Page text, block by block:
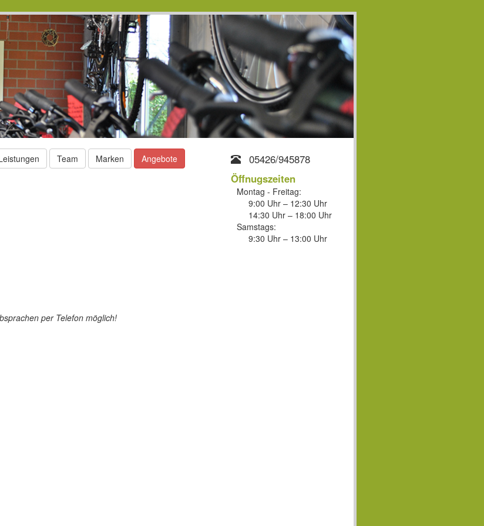
Team Marken Angebote
per Telefon möglich!
05426/945878
Öffnugszeiten
Montag - Freitag:
9:00 Uhr – 12:30 Uhr
14:30 Uhr – 18:00 Uhr
Samstags:
9:30 Uhr – 13:00 Uhr